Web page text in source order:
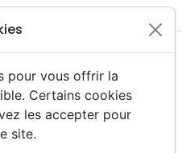
pour vous offrir la
Certains cookies
les accepter pour
site.